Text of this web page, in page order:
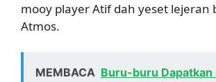
mooy player Atif dah yeset lejeran
Atmos.
MEMBACA Buru-buru